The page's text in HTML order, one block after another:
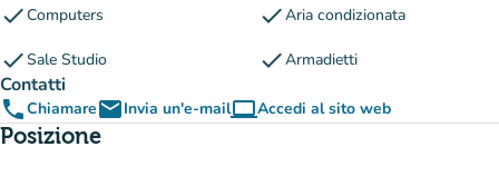
checkComputers checkAria condizionata
checkSale Studio checkArmadietti
Contatti
phoneChiamareemailInvia un'e-mailcomputerAccedi al sito web
(nuova scheda)
Posizione